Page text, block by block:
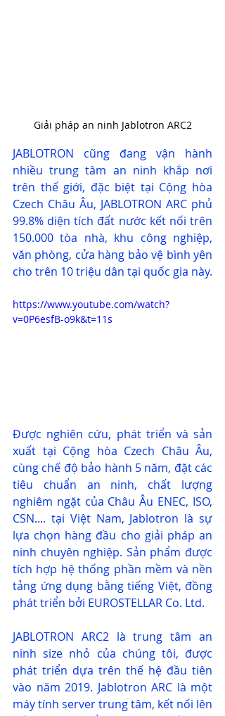
Giải pháp an ninh Jablotron ARC2
JABLOTRON cũng đang vận hành
nhiều trung tâm an ninh khắp nơi
trên thế giới, đặc biệt tại Cộng hòa
Czech Châu Âu, JABLOTRON ARC phủ
99.8% diện tích đất nước kết nối trên
150.000 tòa nhà, khu công nghiệp,
văn phòng, cửa hàng bảo vệ bình yên
https://www.youtube.com/watch?
v=0P6esfB-o9k&t=11s
Được nghiên cứu, phát triển và sản
xuất tại Cộng hòa Czech Châu Âu,
cùng chế độ bảo hành 5 năm, đặt các
tiêu chuẩn an ninh, chất lượng
nghiêm ngặt của Châu Âu ENEC, ISO,
CSN.... tại Việt Nam, Jablotron là sự
lựa chọn hàng đầu cho giải pháp an
ninh chuyên nghiệp. Sản phẩm được
tích hợp hệ thống phần mềm và nền
tảng ứng dụng bằng tiếng Việt, đồng
phát triển bởi EUROSTELLAR Co. Ltd.
JABLOTRON ARC2 là trung tâm an
ninh size nhỏ của chúng tôi, được
phát triển dựa trên thế hệ đầu tiên
vào năm 2019. Jablotron ARC là một
máy tính server trung tâm, kết nối lên